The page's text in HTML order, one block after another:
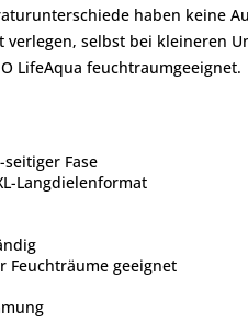
haben keine
selbst bei kleineren
LifeAqua feuchtraumgeeignet.
Fase
Langdielenformat
Feuchträume geeignet